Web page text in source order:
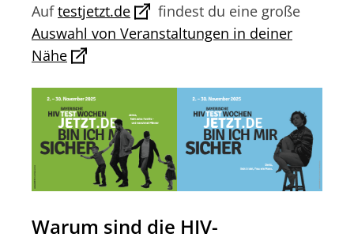
Auftestjetzt.de
findest du eine große
Auswahl von Veranstaltungen in deiner
Nähe
Warum sind die HIV-